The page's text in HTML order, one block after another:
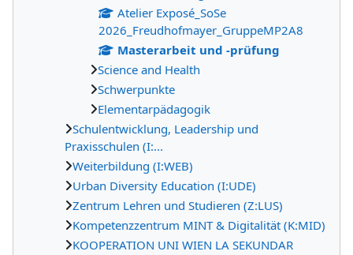
Atelier Exposé_SoSe
2026_Freudhofmayer_GruppeMP2A8
Masterarbeit und -prüfung
Science and Health
Schwerpunkte
Elementarpädagogik
Schulentwicklung, Leadership und
Praxisschulen (I:...
Weiterbildung (I:WEB)
Urban Diversity Education (I:UDE)
Zentrum Lehren und Studieren (Z:LUS)
Kompetenzzentrum MINT & Digitalität (K:MID)
KOOPERATION UNI WIEN LA SEKUNDAR